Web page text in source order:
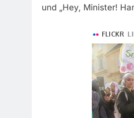
und „Hey, Minister!